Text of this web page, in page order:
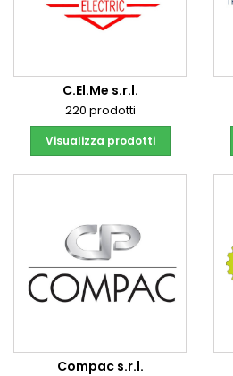
C.El.Me s.r.l.
220 prodotti
Visualizza prodotti
Compac s.r.l.